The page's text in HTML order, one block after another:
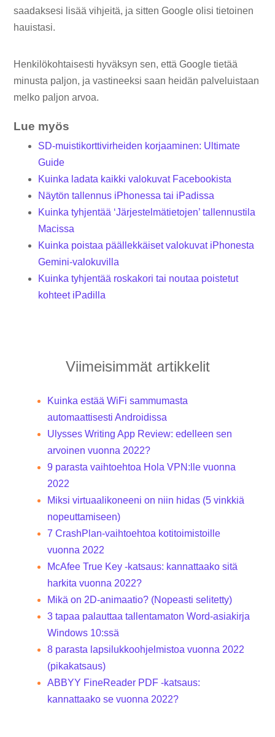
saadaksesi lisää vihjeitä, ja sitten Google olisi tietoinen
hauistasi.
Henkilökohtaisesti hyväksyn sen, että Google tietää
minusta paljon, ja vastineeksi saan heidän palveluistaan
​​melko paljon arvoa.
Lue myös
SD-muistikorttivirheiden korjaaminen: Ultimate
Guide
Kuinka ladata kaikki valokuvat Facebookista
Näytön tallennus iPhonessa tai iPadissa
Kuinka tyhjentää ‘Järjestelmätietojen’ tallennustila
Macissa
Kuinka poistaa päällekkäiset valokuvat iPhonesta
Gemini-valokuvilla
Kuinka tyhjentää roskakori tai noutaa poistetut
kohteet iPadilla
Viimeisimmät artikkelit
Kuinka estää WiFi sammumasta
automaattisesti Androidissa
Ulysses Writing App Review: edelleen sen
arvoinen vuonna 2022?
9 parasta vaihtoehtoa Hola VPN:lle vuonna
2022
Miksi virtuaalikoneeni on niin hidas (5 vinkkiä
nopeuttamiseen)
7 CrashPlan-vaihtoehtoa kotitoimistoille
vuonna 2022
McAfee True Key -katsaus: kannattaako sitä
harkita vuonna 2022?
Mikä on 2D-animaatio? (Nopeasti selitetty)
3 tapaa palauttaa tallentamaton Word-asiakirja
Windows 10:ssä
8 parasta lapsilukkoohjelmistoa vuonna 2022
(pikakatsaus)
ABBYY FineReader PDF -katsaus:
kannattaako se vuonna 2022?